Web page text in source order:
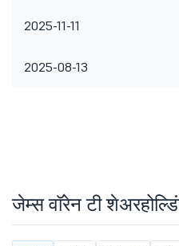
2025-11-11
2025-08-13
जेम्स वॉरेन टी